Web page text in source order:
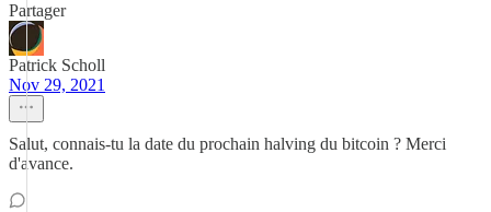
Partager
Patrick Scholl
Nov 29, 2021
Salut, connais-tu la date du prochain halving du bitcoin ? Merci
d'avance.